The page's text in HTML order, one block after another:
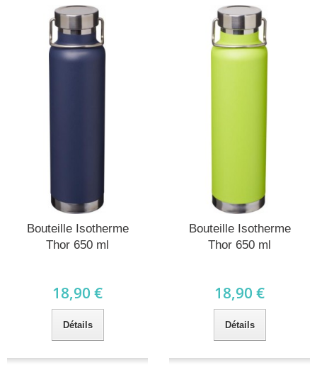
Bouteille Isotherme
Thor 650 ml
18,90 €
Détails
Bouteille Isotherme
Thor 650 ml
18,90 €
Détails